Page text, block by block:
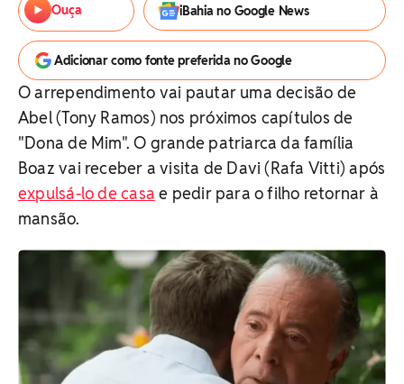
Ouça
iBahia no Google News
Adicionar como fonte preferida no Google
O arrependimento vai pautar uma decisão de
Abel (Tony Ramos) nos próximos capítulos de
"Dona de Mim". O grande patriarca da família
Boaz vai receber a visita de Davi (Rafa Vitti) após
expulsá-lo de casa e pedir para o filho retornar à
mansão.